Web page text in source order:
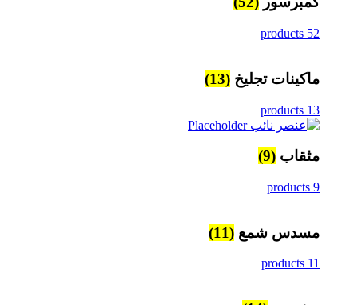
52 products
ماكينات تجليخ (13)
13 products
مثقاب (9)
9 products
مسدس شمع (11)
11 products